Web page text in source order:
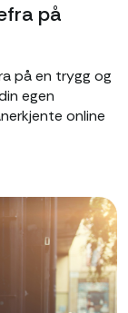
på
på en trygg og
egen
online